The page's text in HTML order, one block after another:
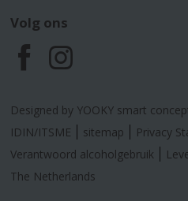
Volg ons
F
a
c
e
I
n
s
t
Designed by YOOKY smart
IDIN/ITSME
sitemap Privacy
Verantwoord alcoholgebruik
The Netherlands